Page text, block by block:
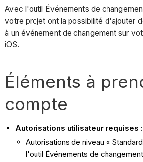
Avec l'outil Événements de
votre projet ont la possibilité d'ajouter
à un événement de changement sur
iOS.
Éléments à
compte
Autorisations utilisateur requises :
Autorisations de niveau «
l'outil Événements de